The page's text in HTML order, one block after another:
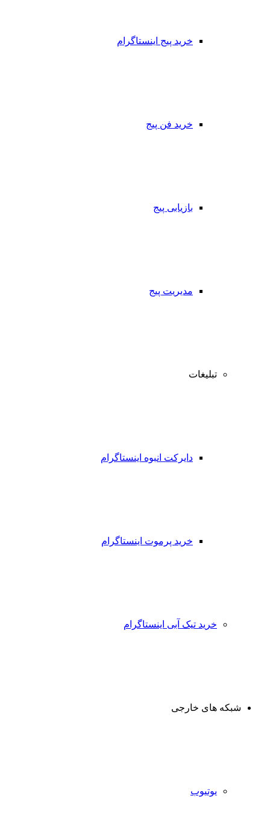
خرید پیج اینستاگرام
خرید فن پیج
بازیابی پیج
مدیریت پیج
تبلیغات
دایرکت انبوه اینستاگرام
خرید پرموت اینستاگرام
خرید تیک آبی اینستاگرام
شبکه های خارجی
یوتیوب